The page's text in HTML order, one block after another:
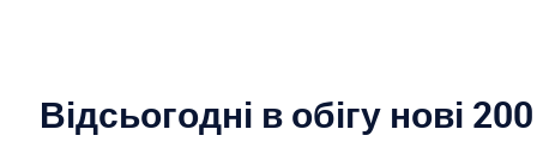
Відсьогодні в обігу нові